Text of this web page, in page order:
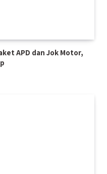
APD dan Jok Motor,